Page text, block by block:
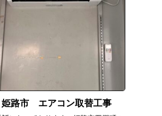
姫路市 エアコン取替工事